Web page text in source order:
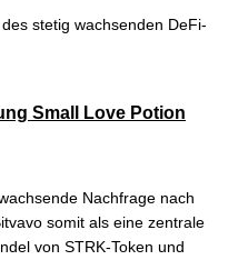
stetig wachsenden DeFi-
Small Love Potion
Nachfrage nach
somit als eine zentrale
von STRK-Token und